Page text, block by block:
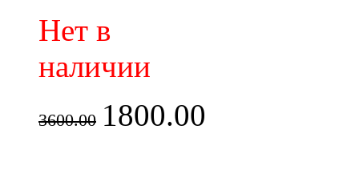
Нет в
наличии
3600.00 1800.00